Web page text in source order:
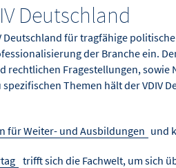
Deutschland
Deutschland für tragfähige
der Branche ein.
rechtlichen Fragestellungen,
spezifischen Themen hält der VDIV
für Weiter- und Ausbildungen und
trifft sich die Fachwelt, um sich